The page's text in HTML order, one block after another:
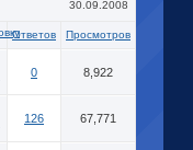
30.09.2008
Ответов Просмотров
0 8,922
126 67,771